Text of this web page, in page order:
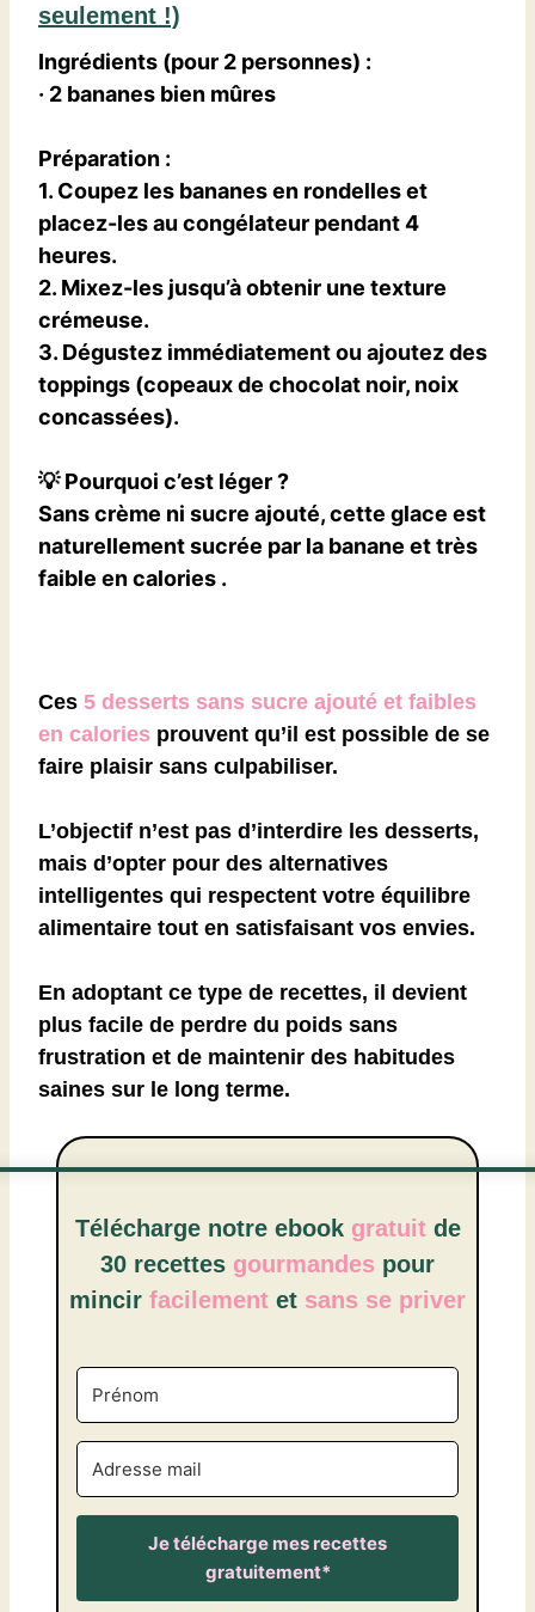
seulement !)
Ingrédients (pour 2 personnes) :
· 2 bananes bien mûres
Préparation :
1. Coupez les bananes en rondelles et
placez-les au congélateur pendant 4
heures.
2. Mixez-les jusqu’à obtenir une texture
crémeuse.
3. Dégustez immédiatement ou ajoutez des
toppings (copeaux de chocolat noir, noix
concassées).
💡Pourquoi c’est léger ?
Sans crème ni sucre ajouté, cette glace est
naturellement sucrée par la banane et très
faible en calories .
Ces 5 desserts sans sucre ajouté et faibles
en calories prouvent qu’il est possible de se
faire plaisir sans culpabiliser.
L’objectif n’est pas d’interdire les desserts,
mais d’opter pour des alternatives
intelligentes qui respectent votre équilibre
alimentaire tout en satisfaisant vos envies.
En adoptant ce type de recettes, il devient
plus facile de perdre du poids sans
frustration et de maintenir des habitudes
saines sur le long terme.
Télécharge notre ebook gratuitde
30 recettes gourmandes pour
mincir facilement et sans se priver
Je télécharge mes recettes
gratuitement*